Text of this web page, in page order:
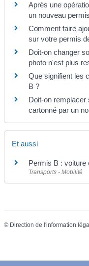
Après une
un nouveau
Comment faire
sur votre permis
Doit-on changer
photo n'est plus
Que signifient les
B ?
Doit-on remplacer
cartonné par un
Et aussi
Permis B : voiture
Transports - Mobilité
© Direction de l'information